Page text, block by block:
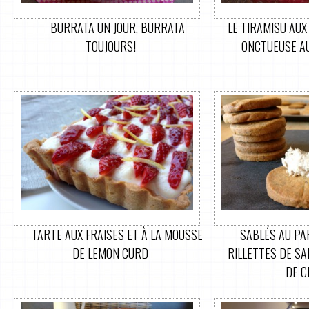
BURRATA UN JOUR, BURRATA
TOUJOURS!
LE TIRAMISU
ONCTUEUSE
TARTE AUX FRAISES ET À LA MOUSSE
DE LEMON CURD
SABLÉS AU
RILLETTES DE
DE